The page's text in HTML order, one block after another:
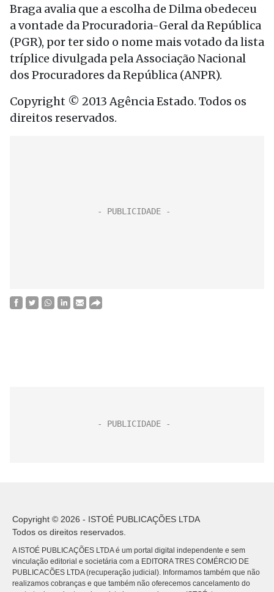
Braga avalia que a escolha de Dilma obedeceu
a vontade da Procuradoria-Geral da República
(PGR), por ter sido o nome mais votado da lista
tríplice divulgada pela Associação Nacional
dos Procuradores da República (ANPR).
Copyright © 2013 Agência Estado. Todos os
direitos reservados.
Copyright © 2026 - ISTOÉ PUBLICAÇÕES LTDA
Todos os direitos reservados.
A ISTOÉ PUBLICAÇÕES LTDA é um portal digital independente e sem
vinculação editorial e societária com a EDITORA TRES COMÉRCIO DE
PUBLICACÕES LTDA (recuperação judicial). Informamos também que não
realizamos cobranças e que também não oferecemos cancelamento do